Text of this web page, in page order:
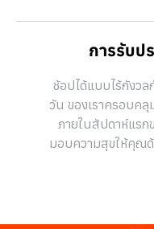
การรับป
ช้อปได้แบบไร้กังว
วัน ของเราครอบค
ภายในสัปดาห์แรก
มอบความสุขให้คุณ